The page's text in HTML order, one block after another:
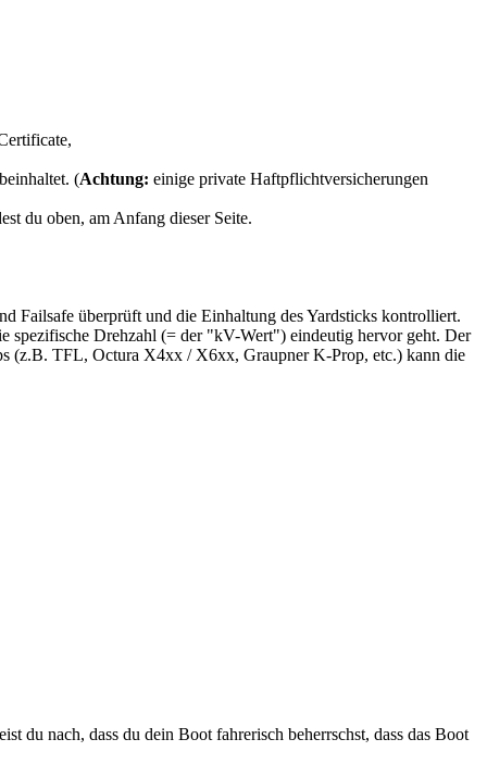
(Achtung: einige private Haftpflichtversicherungen
du oben, am Anfang dieser Seite.
Failsafe überprüft und die Einhaltung des Yardsticks kontrolliert.
spezifische Drehzahl (= der "kV-Wert") eindeutig hervor geht. Der
(z.B. TFL, Octura X4xx / X6xx, Graupner K-Prop, etc.) kann die
du nach, dass du dein Boot fahrerisch beherrschst, dass das Boot